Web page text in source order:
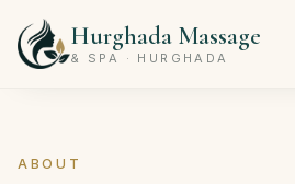
Hurghada Massage
& SPA · HURGHADA
Menu
ABOUT